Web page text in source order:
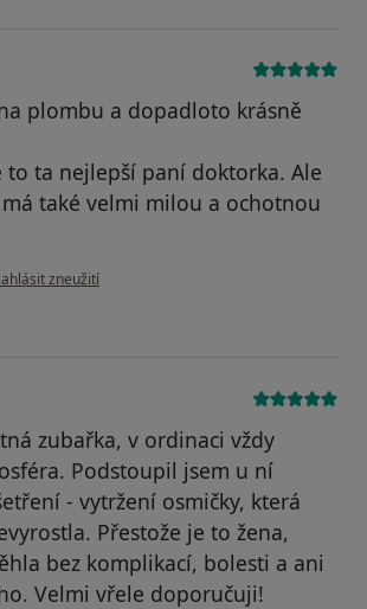
plombu a dopadloto krásně
ta nejlepší paní doktorka. Ale
také velmi milou a ochotnou
názoru uživatele anonim
zneužití
zubařka, v ordinaci vždy
Podstoupil jsem u ní
- vytržení osmičky, která
Přestože je to žena,
bez komplikací, bolesti a ani
Velmi vřele doporučuji!